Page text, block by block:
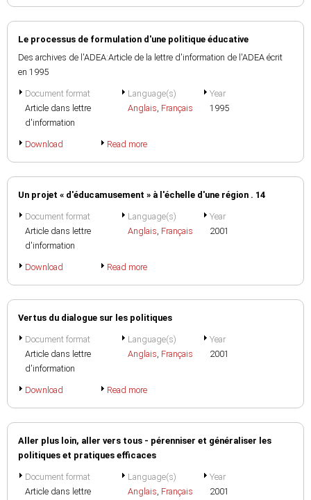
Le processus de formulation d'une politique éducative
Des archives de l'ADEA:Article de la lettre d'information de l'ADEA écrit
en 1995
Document format
Article dans lettre
d'information
Language(s)
Anglais, Français
Year
1995
Download Read more
Un projet « d'éducamusement » à l'échelle d'une région . 14
Document format
Article dans lettre
d'information
Language(s)
Anglais, Français
Year
2001
Download Read more
Vertus du dialogue sur les politiques
Document format
Article dans lettre
d'information
Language(s)
Anglais, Français
Year
2001
Download Read more
Aller plus loin, aller vers tous - pérenniser et généraliser les
politiques et pratiques efficaces
Document format
Article dans lettre
Language(s)
Anglais, Français
Year
2001